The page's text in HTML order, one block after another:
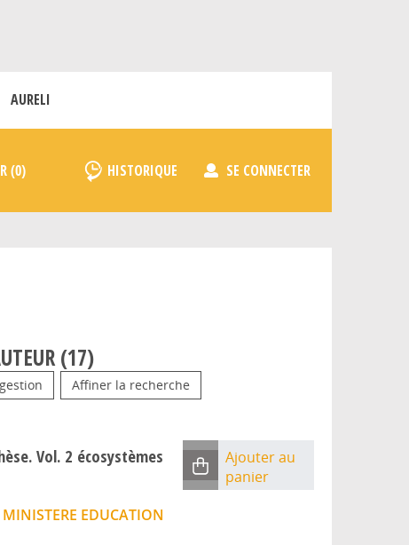
AURELI
HISTORIQUE SE CONNECTER
(17)
Affiner la recherche
Vol. 2 écosystèmes
EDUCATION
Ajouter au
panier